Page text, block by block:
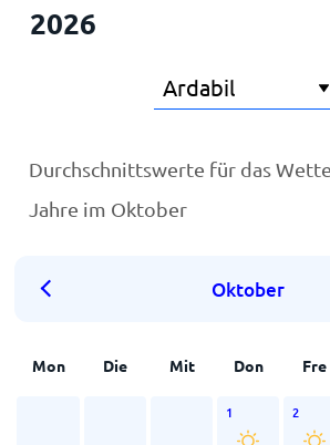
2026
Durchschnittswerte für das
Jahre im Oktober
Oktober
Mon Die Mit Don Fre
1 2